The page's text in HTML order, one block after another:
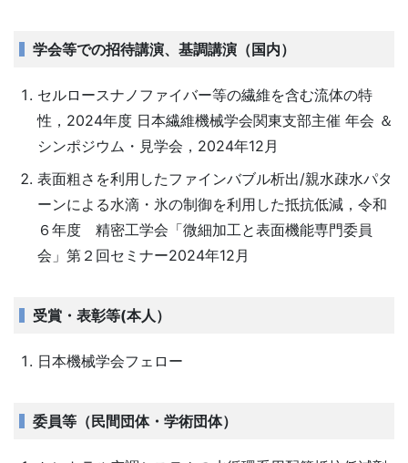
学会等での招待講演、基調講演（国内）
セルロースナノファイバー等の繊維を含む流体の特
性，2024年度 日本繊維機械学会関東支部主催 年会 ＆
シンポジウム・見学会，2024年12月
表面粗さを利用したファインバブル析出/親水疎水パタ
ーンによる水滴・氷の制御を利用した抵抗低減，令和
６年度 精密工学会「微細加工と表面機能専門委員
会」第２回セミナー2024年12月
受賞・表彰等(本人）
日本機械学会フェロー
委員等（民間団体・学術団体）